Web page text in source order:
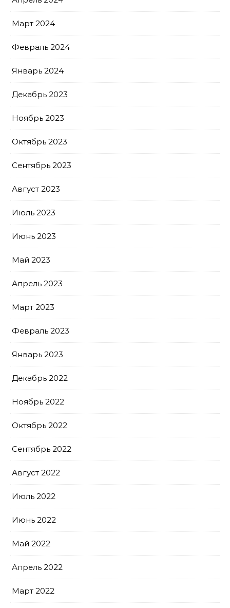
Март 2024
Февраль 2024
Январь 2024
Декабрь 2023
Ноябрь 2023
Октябрь 2023
Сентябрь 2023
Август 2023
Июль 2023
Июнь 2023
Май 2023
Апрель 2023
Март 2023
Февраль 2023
Январь 2023
Декабрь 2022
Ноябрь 2022
Октябрь 2022
Сентябрь 2022
Август 2022
Июль 2022
Июнь 2022
Май 2022
Апрель 2022
Март 2022